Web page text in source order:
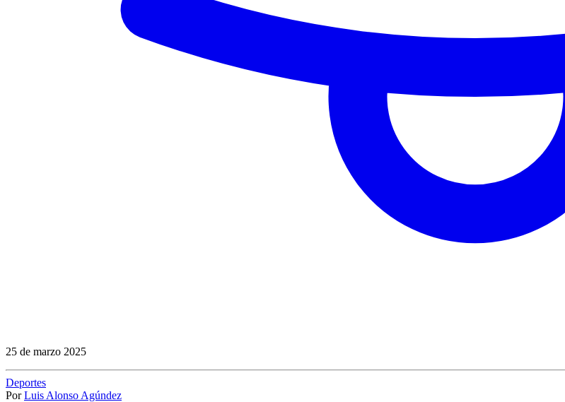
25 de marzo 2025
Deportes
Por Luis Alonso Agúndez